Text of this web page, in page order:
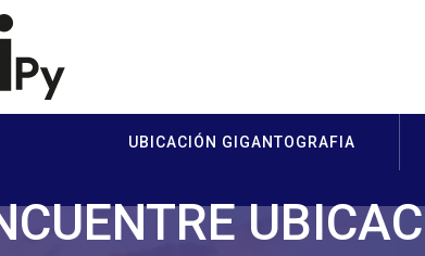
UBICACIÓN GIGANTOGRAFIA